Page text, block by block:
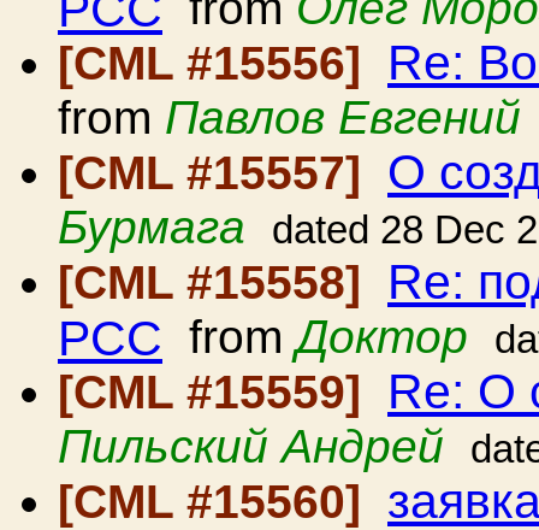
[CML #15556]
Re:
from Павлов Евгений
[CML #15557]
О
Бурмага dated 28 Dec
[CML #15558] Re:
РСС fromДоктор
[CML #15559] Re: О
Пильский Андрей
[CML #15560]